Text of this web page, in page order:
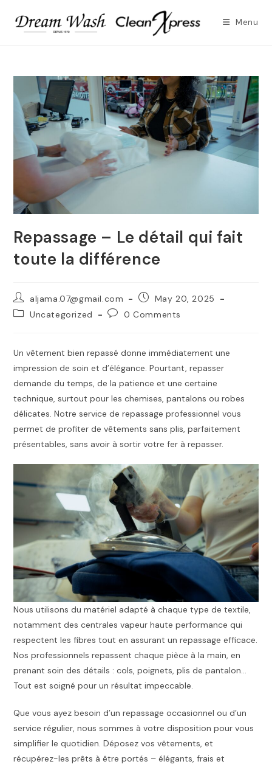
Menu
Repassage – Le détail qui fait
toute la différence
Post
author:
aljama.07@gmail.com
PostMay 20, 2025
PostUncategorized
Post0 Comments
Un vêtement bien repassé donne immédiatement une
impression de soin et d’élégance. Pourtant, repasser
demande du temps, de la patience et une certaine
technique, surtout pour les chemises, pantalons ou robes
délicates. Notre service de repassage professionnel vous
permet de profiter de vêtements sans plis, parfaitement
présentables, sans avoir à sortir votre fer à repasser.
Nous utilisons du matériel adapté à chaque type de textile,
notamment des centrales vapeur haute performance qui
respectent les fibres tout en assurant un repassage efficace.
Nos professionnels repassent chaque pièce à la main, en
prenant soin des détails : cols, poignets, plis de pantalon…
Tout est soigné pour un résultat impeccable.
Que vous ayez besoin d’un repassage occasionnel ou d’un
service régulier, nous sommes à votre disposition pour vous
simplifier le quotidien. Déposez vos vêtements, et
récupérez-les prêts à être portés – élégants, frais et